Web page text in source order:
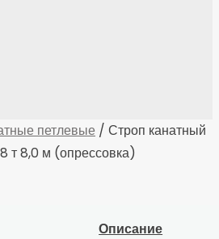
петлевые / Строп канатный
т 8,0 м (опрессовка)
Описание